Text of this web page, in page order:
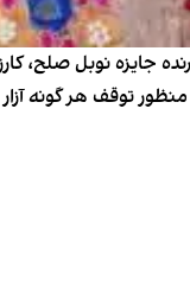
جایزه نوبل صلح،
توقف هر گونه